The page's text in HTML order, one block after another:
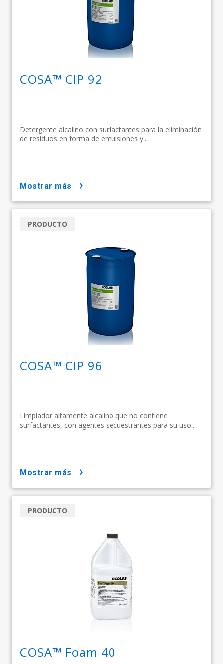
COSA™ CIP 92
Detergente alcalino con surfactantes para la eliminación
de residuos en forma de emulsiones y...
mostrar más
COSA™ CIP 96
Limpiador altamente alcalino que no contiene
surfactantes, con agentes secuestrantes para su uso...
PRODUCTO
mostrar más
COSA™ Foam 40
PRODUCTO